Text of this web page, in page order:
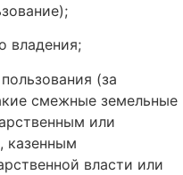
владения;
(за
смежные земельные
или
казенным
власти или